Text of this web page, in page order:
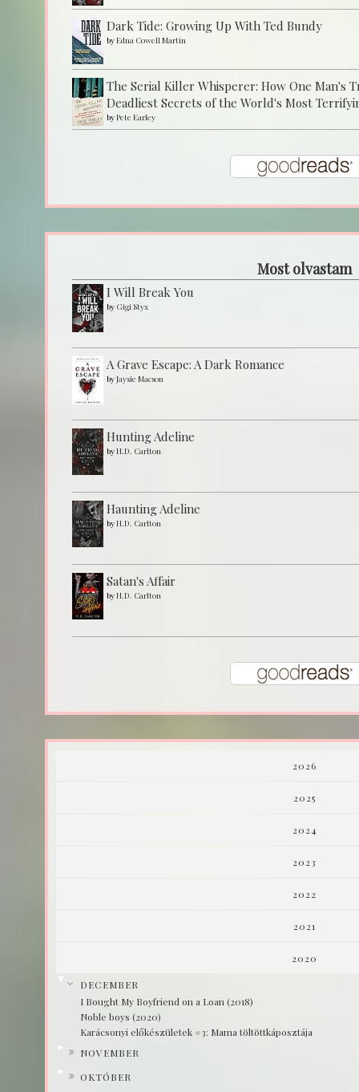
Dark Tide: Growing Up With Ted Bundy
byEdna Cowell Martin
The Serial Killer Whisperer: How One Man's
Deadliest Secrets of the World's Most
byPete Earley
Most olvastam
I Will Break You
by Gigi Styx
A Grave Escape: A Dark Romance
byJaysie Macson
Hunting Adeline
byH.D. Carlton
Haunting Adeline
byH.D. Carlton
Satan's Affair
byH.D. Carlton
2026
2025
2024
2023
2022
2021
2020
▼
DECEMBER
I Bought My Boyfriend on a Loan (2018)
Noble boys (2020)
Karácsonyi előkészületek #3: Mama töltöttkáposztája
► NOVEMBER
► OKTÓBER